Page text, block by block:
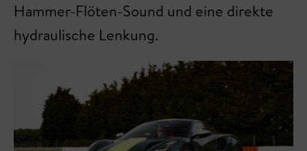
Hammer-Flöten-Sound und eine direkte
hydraulische Lenkung.